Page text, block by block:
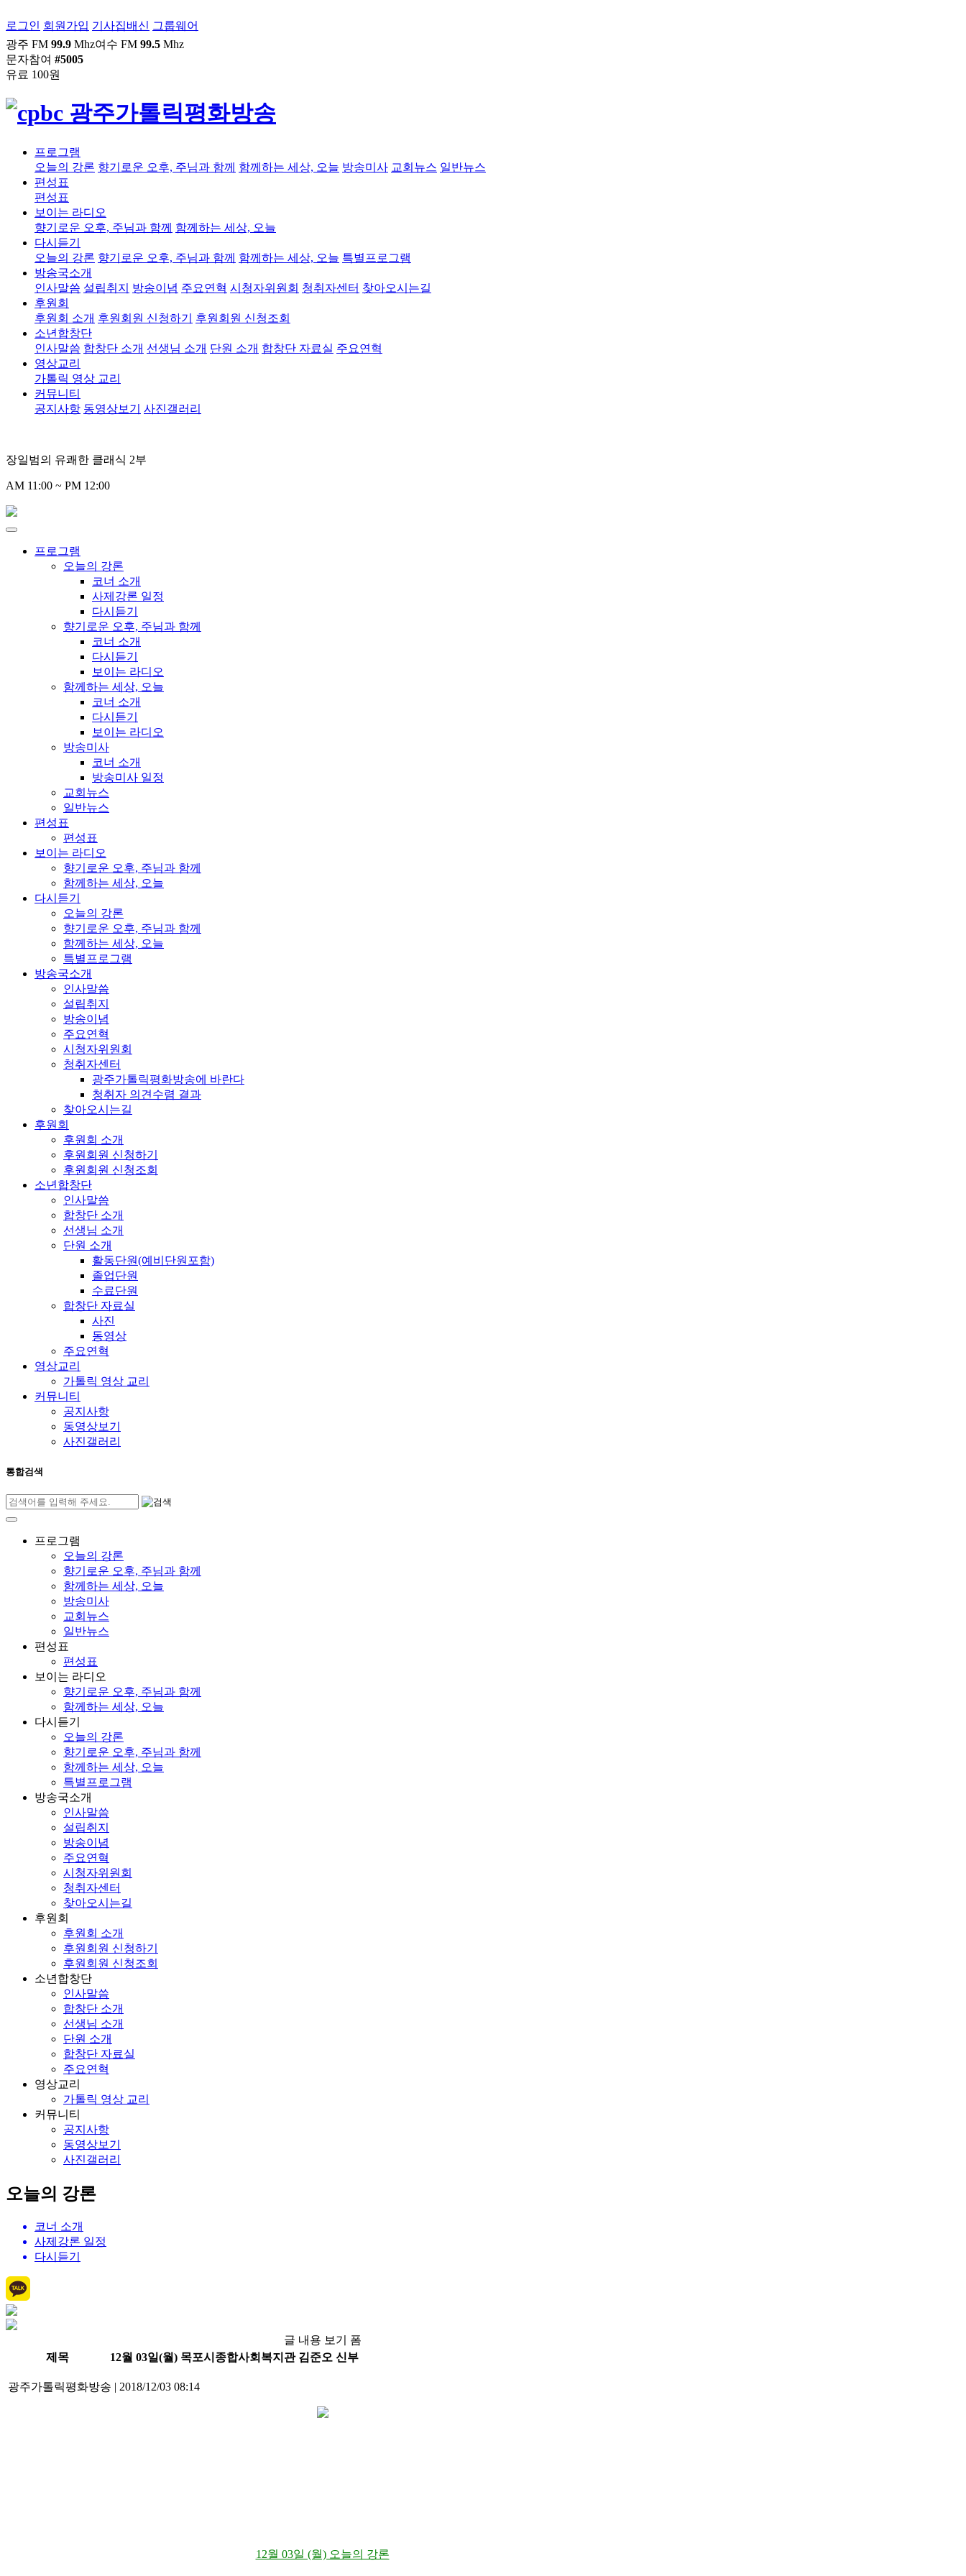
로그인 회원가입 기사집배신 그룹웨어
광주 FM 99.9 Mhz여수 FM 99.5 Mhz
문자참여 #5005
유료 100원
프로그램
오늘의 강론 향기로운 오후, 주님과 함께 함께하는 세상, 오늘 방송미사 교회뉴스 일반뉴스
편성표
편성표
보이는 라디오
향기로운 오후, 주님과 함께 함께하는 세상, 오늘
다시듣기
오늘의 강론 향기로운 오후, 주님과 함께 함께하는 세상, 오늘 특별프로그램
방송국소개
인사말씀 설립취지 방송이념 주요연혁 시청자위원회 청취자센터 찾아오시는길
후원회
후원회 소개 후원회원 신청하기
후원회원 신청조회
소년합창단
인사말씀 합창단 소개 선생님 소개 단원 소개 합창단 자료실 주요연혁
영상교리
가톨릭 영상 교리
커뮤니티
공지사항 동영상보기 사진갤러리
장일범의 유쾌한 클래식 2부
AM 11:00 ~ PM 12:00
프로그램
오늘의 강론
코너 소개
사제강론 일정
다시듣기
향기로운 오후, 주님과 함께
코너 소개
다시듣기
보이는 라디오
함께하는 세상, 오늘
코너 소개
다시듣기
보이는 라디오
방송미사
코너 소개
방송미사 일정
교회뉴스
일반뉴스
편성표
편성표
보이는 라디오
향기로운 오후, 주님과 함께
함께하는 세상, 오늘
다시듣기
오늘의 강론
향기로운 오후, 주님과 함께
함께하는 세상, 오늘
특별프로그램
방송국소개
인사말씀
설립취지
방송이념
주요연혁
시청자위원회
청취자센터
광주가톨릭평화방송에 바란다
청취자 의견수렴 결과
찾아오시는길
후원회
후원회 소개
후원회원 신청하기
후원회원 신청조회
소년합창단
인사말씀
합창단 소개
선생님 소개
단원 소개
활동단원(예비단원포함)
졸업단원
수료단원
합창단 자료실
사진
동영상
주요연혁
영상교리
가톨릭 영상 교리
커뮤니티
공지사항
동영상보기
사진갤러리
통합검색
프로그램
오늘의 강론
향기로운 오후, 주님과 함께
함께하는 세상, 오늘
방송미사
교회뉴스
일반뉴스
편성표
편성표
보이는 라디오
향기로운 오후, 주님과 함께
함께하는 세상, 오늘
다시듣기
오늘의 강론
향기로운 오후, 주님과 함께
함께하는 세상, 오늘
특별프로그램
방송국소개
인사말씀
설립취지
방송이념
주요연혁
시청자위원회
청취자센터
찾아오시는길
후원회
후원회 소개
후원회원 신청하기
후원회원 신청조회
소년합창단
인사말씀
합창단 소개
선생님 소개
단원 소개
합창단 자료실
주요연혁
영상교리
가톨릭 영상 교리
커뮤니티
공지사항
동영상보기
사진갤러리
오늘의 강론
코너 소개
사제강론 일정
다시듣기
글 내용 보기 폼
제목
12월 03일(월) 목포시종합사회복지관 김준오 신부
광주가톨릭평화방송 | 2018/12/03 08:14
12월 03일 (월) 오늘의 강론